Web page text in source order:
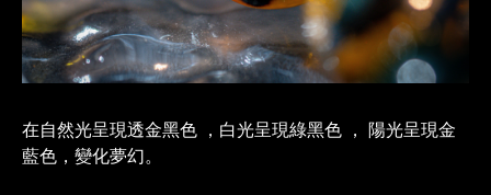
在自然光呈現透金黑色 ，白光呈現綠黑色 ， 陽光呈現金
藍色 ，變化夢幻。